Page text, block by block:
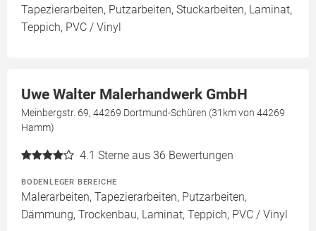
Tapezierarbeiten, Putzarbeiten, Stuckarbeiten, Laminat,
Teppich, PVC / Vinyl
Uwe Walter Malerhandwerk GmbH
Meinbergstr. 69, 44269 Dortmund-Schüren (31km von 44269
Hamm)
4.1 Sterne aus 36 Bewertungen
BODENLEGER BEREICHE
Malerarbeiten, Tapezierarbeiten, Putzarbeiten,
Dämmung, Trockenbau, Laminat, Teppich, PVC / Vinyl